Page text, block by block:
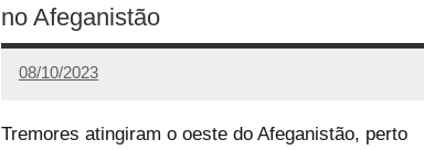
no Afeganistão
08/10/2023
Calango
Tremores atingiram o oeste do Afeganistão, perto